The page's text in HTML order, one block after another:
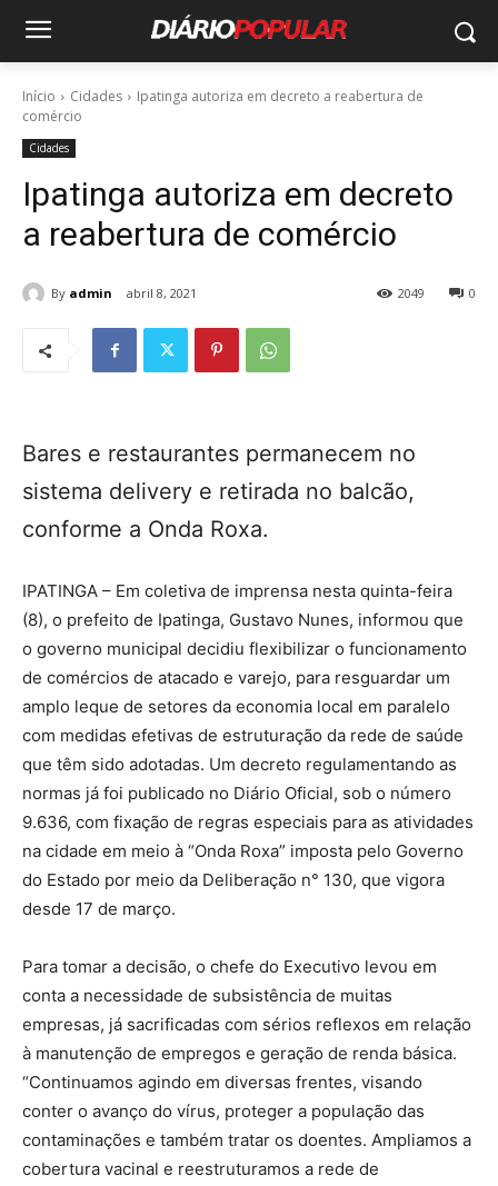
Início Cidades
Ipatinga autoriza em decreto a reabertura de
comércio
Cidades
Ipatinga autoriza em decreto
a reabertura de comércio
By admin abril 8, 2021 0
2049
Bares e restaurantes permanecem no
sistema delivery e retirada no balcão,
conforme a Onda Roxa.
IPATINGA – Em coletiva de imprensa nesta quinta-feira
(8), o prefeito de Ipatinga, Gustavo Nunes, informou que
o governo municipal decidiu flexibilizar o funcionamento
de comércios de atacado e varejo, para resguardar um
amplo leque de setores da economia local em paralelo
com medidas efetivas de estruturação da rede de saúde
que têm sido adotadas. Um decreto regulamentando as
normas já foi publicado no Diário Oficial, sob o número
9.636, com fixação de regras especiais para as atividades
na cidade em meio à “Onda Roxa” imposta pelo Governo
do Estado por meio da Deliberação n° 130, que vigora
desde 17 de março.
Para tomar a decisão, o chefe do Executivo levou em
conta a necessidade de subsistência de muitas
empresas, já sacrificadas com sérios reflexos em relação
à manutenção de empregos e geração de renda básica.
“Continuamos agindo em diversas frentes, visando
conter o avanço do vírus, proteger a população das
contaminações e também tratar os doentes. Ampliamos a
cobertura vacinal e reestruturamos a rede de